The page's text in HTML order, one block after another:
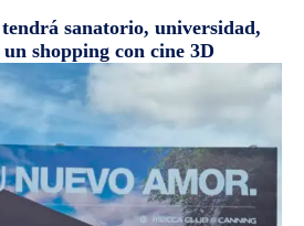
sanatorio, universidad,
shopping con cine 3D